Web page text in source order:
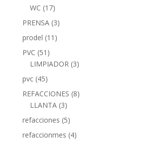
WC (17)
PRENSA (3)
prodel (11)
PVC (51)
LIMPIADOR (3)
pvc (45)
REFACCIONES (8)
LLANTA (3)
refacciones (5)
refaccionmes (4)